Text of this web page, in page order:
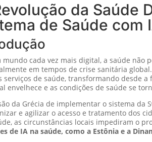
da Saúde
de Saúde com
mundo cada vez mais digital, a saúde não
em tempos de crise sanitária
serviços de saúde, transformando desde
envelhece e as condições de saúde se
da Grécia de implementar o sistema da
e agilizar o acesso e tratamento dos
as circunstâncias locais impediram o
de IA na saúde, como a Estônia e a